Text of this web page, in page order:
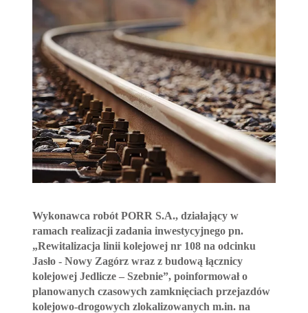
Wykonawca robót PORR S.A., działający w
ramach realizacji zadania inwestycyjnego pn.
„Rewitalizacja linii kolejowej nr 108 na odcinku
Jasło - Nowy Zagórz wraz z budową łącznicy
kolejowej Jedlicze – Szebnie”, poinformował o
planowanych czasowych zamknięciach przejazdów
kolejowo-drogowych zlokalizowanych m.in. na